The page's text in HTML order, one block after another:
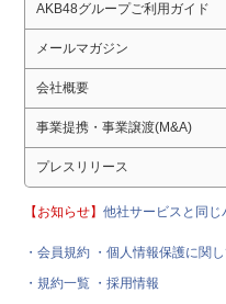
AKB48グループご利用ガイド
メールマガジン
会社概要
事業提携・事業譲渡(M&A)
プレスリリース
【お知らせ】他社サービスと同
・会員規約 ・個人情報保護に関
・規約一覧 ・採用情報